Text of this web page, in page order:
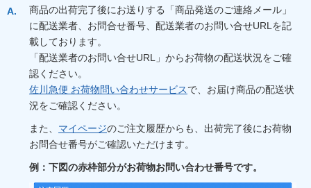
商品の出荷完了後にお送りする「商品発送のご連絡メール」
に配送業者、お問合せ番号、配送業者のお問い合せURLを記
載しております。
「配送業者のお問い合せURL」からお荷物の配送状況をご確
認ください。
佐川急便 お荷物問い合わせサービスで、お届け商品の配送状
況をご確認ください。
また、 マイページのご注文履歴からも、出荷完了後にお荷物
お問合せ番号がご確認いただけます。
例：下図の赤枠部分がお荷物お問い合わせ番号です。